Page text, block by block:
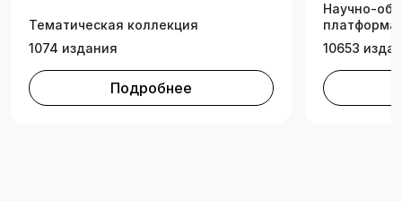
Тематическая коллекция
1074 издания
Подробнее
Научно-
платформа
10653